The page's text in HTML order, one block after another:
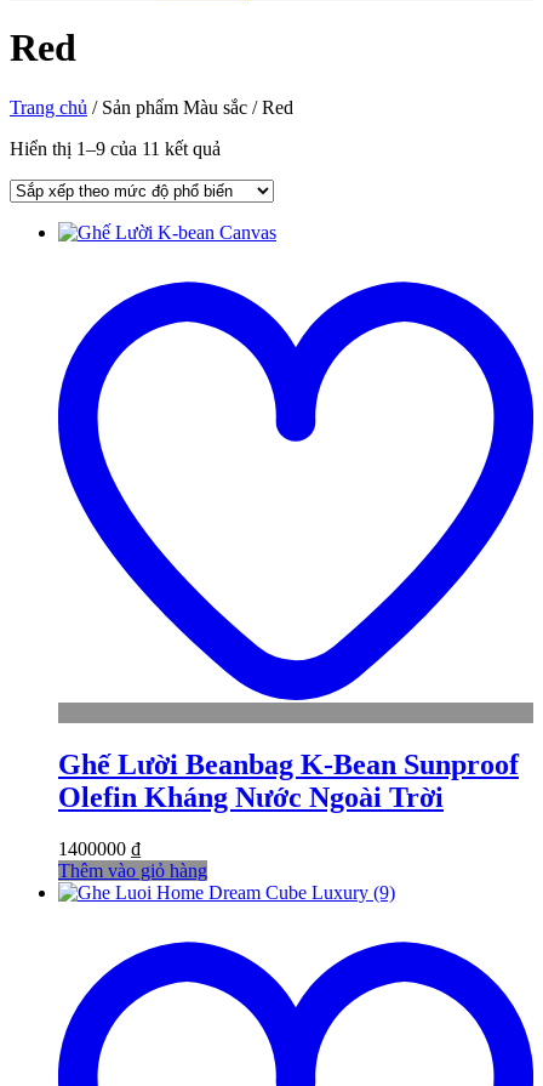
Red
Trang chủ / Sản phẩm Màu sắc / Red
Hiển thị 1–9 của 11 kết quả
xếp
mức
biến
Ghế Lười Beanbag K-Bean Sunproof
Olefin Kháng Nước Ngoài Trời
1400000 ₫
Thêm vào giỏ hàng